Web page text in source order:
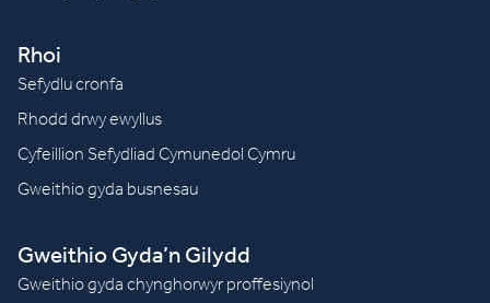
Rhoi
Sefydlu cronfa
Rhodd drwy ewyllus
Cyfeillion Sefydliad Cymunedol Cymru
Gweithio gyda busnesau
Gweithio Gyda’n Gilydd
Gweithio gyda chynghorwyr proffesiynol